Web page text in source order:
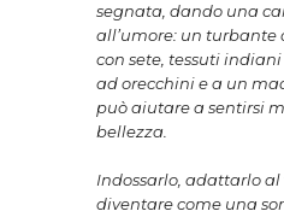
segnata, dando una
all’umore: un turbante
con sete, tessuti
ad orecchini e a un
può aiutare a sentirsi
bellezza.
Indossarlo, adattarlo al
diventare come una